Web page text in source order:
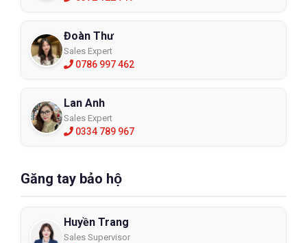
Đoàn Thư
Sales Expert
0786 997 462
Lan Anh
Sales Expert
0334 789 967
Găng tay bảo hộ
Huyền Trang
Sales Supervisor